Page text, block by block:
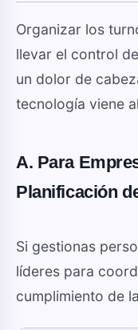
Organizar los
llevar el control
un dolor de
tecnología viene
A. Para
Planificación
Si gestionas
líderes para
cumplimiento de